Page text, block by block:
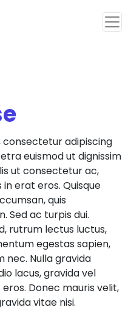
consectetur adipiscing
euismod ut dignissim
ut consectetur ac,
erat eros. Quisque
quis
Sed ac turpis dui.
rutrum lectus luctus,
egestas sapien,
Nulla gravida
lacus, gravida vel
Donec mauris velit,
vitae nisi.